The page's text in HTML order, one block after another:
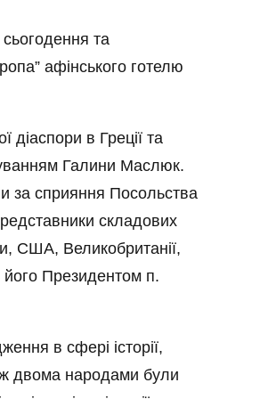
сьогодення та
афінського готелю
діаспори в Греції та
Галини Маслюк.
за сприяння Посольства
складових
США, Великобританії,
його Президентом п.
в сфері історії,
двома народами були